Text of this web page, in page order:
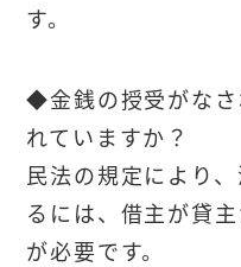
す。
◆金銭の授受がなさ
れていますか？
民法の規定により
るには、借主が貸
が必要です。